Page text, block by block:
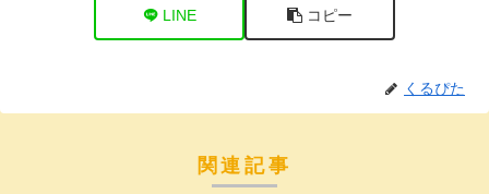
LINE コピー
くるぴた
関連記事